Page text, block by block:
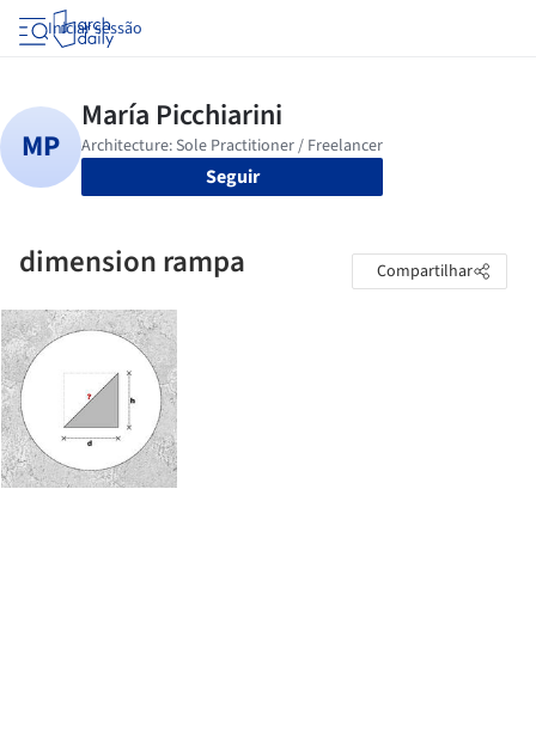
Iniciar sessão
Seguir
dimension rampa Compartilhar